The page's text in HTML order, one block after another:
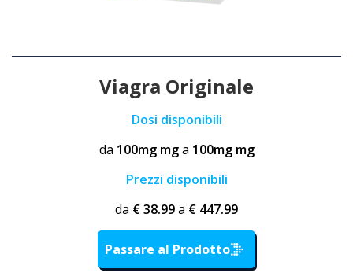
Viagra Originale
Dosi disponibili
da 100mg mga 100mg mg
Prezzi disponibili
da € 38.99a € 447.99
Passare al Prodotto